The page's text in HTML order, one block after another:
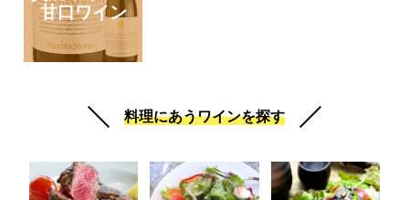
甘口ワイン
料理にあうワインを探す